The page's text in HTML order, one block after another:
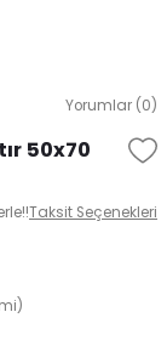
Yorumlar (0)
50x70
Taksit Seçenekleri